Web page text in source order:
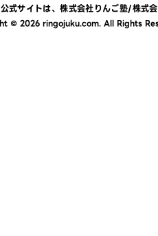
式サイトは、株式会社りんご塾/株式
© 2026 ringojuku.com. All Rights